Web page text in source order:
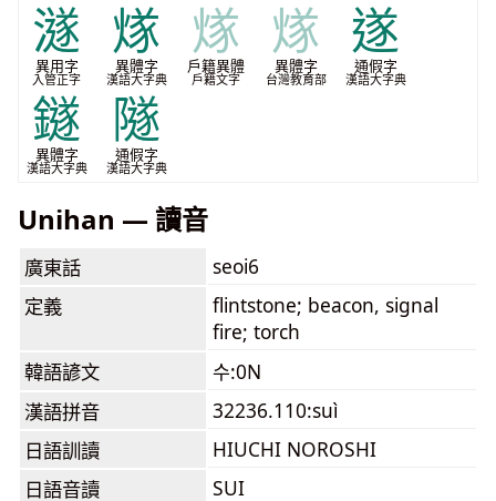
澻
異用字
入管正字
煫
異體字
漢語大字典
煫
戶籍異體
戶籍文字
煫
異體字
台灣教育部
遂
通假字
漢語大字典
鐩
異體字
漢語大字典
隧
通假字
漢語大字典
Unihan — 讀音
廣東話
seoi6
定義
flintstone; beacon, signal
fire; torch
韓語諺文
수:0N
漢語拼音
32236.110:suì
日語訓讀
HIUCHI NOROSHI
日語音讀
SUI